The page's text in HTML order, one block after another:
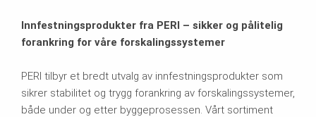
Innfestningsprodukter fra PERI – sikker og pålitelig
forankring for våre forskalingssystemer
PERI tilbyr et bredt utvalg av innfestningsprodukter som
sikrer stabilitet og trygg forankring av forskalingssystemer,
både under og etter byggeprosessen. Vårt sortiment